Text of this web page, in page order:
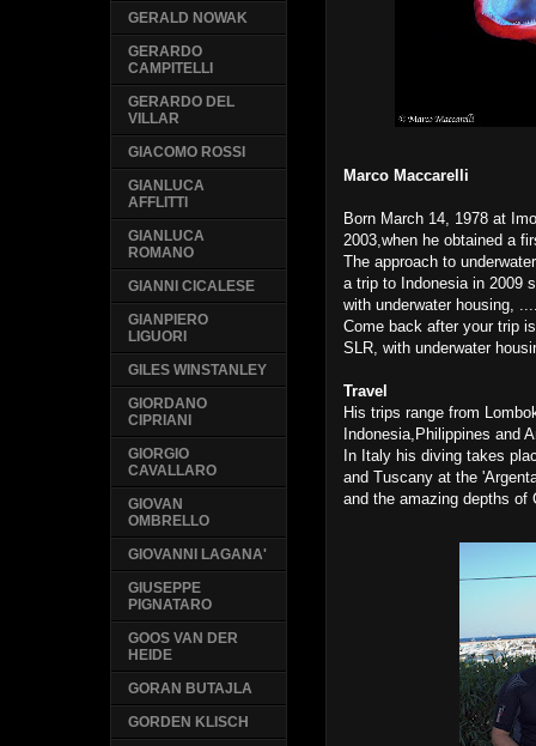
Marco Maccarelli
Born March 14, 1978 at
2003,when he obtained a
The approach to
a trip to Indonesia in 2009
with underwater housing,
Come back after your trip
SLR, with underwater
Travel
His trips range from
Indonesia,Philippines and
In Italy his diving takes
and Tuscany at the
and the amazing depths
GERALD NOWAK
GERARDO
CAMPITELLI
GERARDO DEL
VILLAR
GIACOMO ROSSI
GIANLUCA
AFFLITTI
GIANLUCA
ROMANO
GIANNI CICALESE
GIANPIERO
LIGUORI
GILES WINSTANLEY
GIORDANO
CIPRIANI
GIORGIO
CAVALLARO
GIOVAN
OMBRELLO
GIOVANNI LAGANA'
GIUSEPPE
PIGNATARO
GOOS VAN DER
HEIDE
GORAN BUTAJLA
GORDEN KLISCH